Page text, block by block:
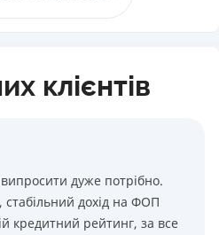
клієнтів
дуже потрiбно.
дохiд на ФОП
кредитний рейтинг, за все